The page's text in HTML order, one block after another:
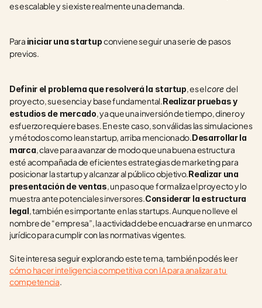
es escalable y si existe realmente una demanda.
Para iniciar una startup conviene seguir una serie de pasos
previos.
Definir el problema que resolverá la startup, es el core del
proyecto, su esencia y base fundamental.Realizar pruebas y
estudios de mercado, ya que una inversión de tiempo, dinero y
esfuerzo requiere bases. En este caso, son válidas las simulaciones
y métodos como lean startup, arriba mencionado.Desarrollar la
marca, clave para avanzar de modo que una buena estructura
esté acompañada de eficientes estrategias de marketing para
posicionar la startup y alcanzar al público objetivo.Realizar una
presentación de ventas, un paso que formaliza el proyecto y lo
muestra ante potenciales inversores.Considerar la estructura
legal, también es importante en las startups. Aunque no lleve el
nombre de “empresa”, la actividad debe encuadrarse en un marco
jurídico para cumplir con las normativas vigentes.
Si te interesa seguir explorando este tema, también podés leer
cómo hacer inteligencia competitiva con IA para analizar a tu
competencia.